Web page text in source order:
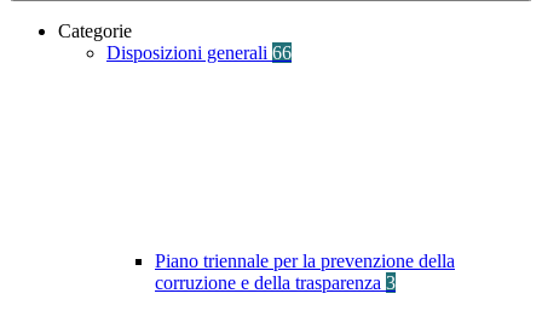
Categorie
Disposizioni generali 66
Piano triennale per la prevenzione della
corruzione e della trasparenza 3